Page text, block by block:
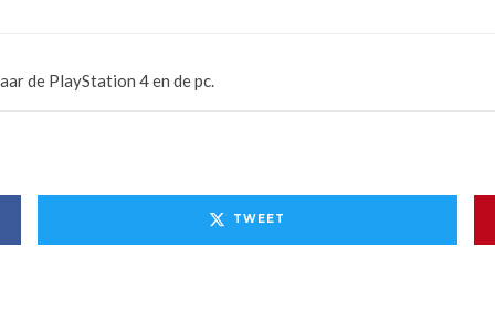
de PlayStation 4 en de pc.
TWEET